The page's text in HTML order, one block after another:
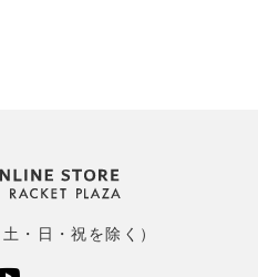
・日・祝を除く）